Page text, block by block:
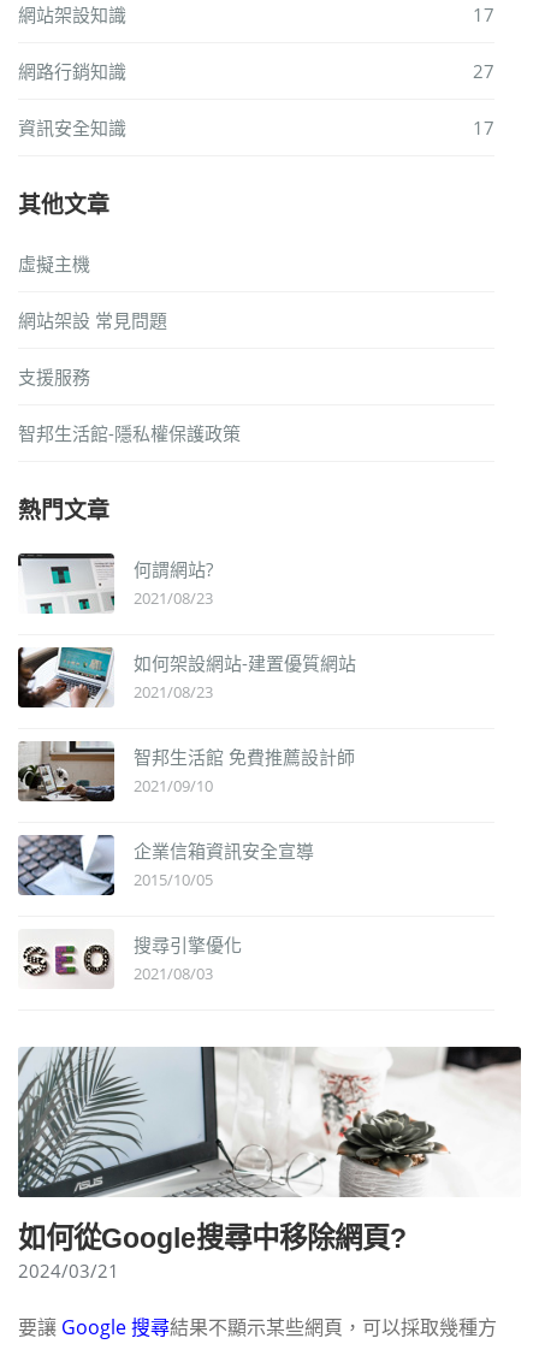
網站架設知識 17
網路行銷知識 27
資訊安全知識 17
其他文章
虛擬主機
網站架設 常見問題
支援服務
智邦生活館-隱私權保護政策
熱門文章
何謂網站?
2021/08/23
如何架設網站-建置優質網站
2021/08/23
智邦生活館 免費推薦設計師
2021/09/10
企業信箱資訊安全宣導
2015/10/05
搜尋引擎優化
2021/08/03
如何從Google搜尋中移除網頁?
2024/03/21
要讓 Google 搜尋結果不顯示某些網頁，可以採取幾種方